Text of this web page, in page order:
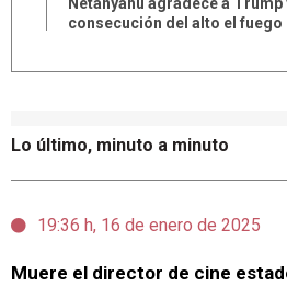
Lo último, minuto a minuto
19:36 h, 16 de enero de 2025
Muere el director de cine
consecución del alto el fuego